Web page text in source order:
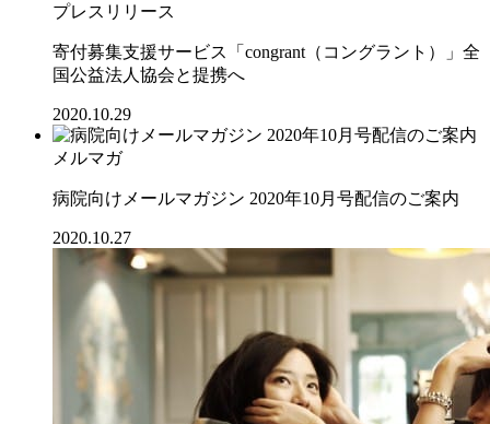
プレスリリース
寄付募集支援サービス「congrant（コングラント）」全
国公益法人協会と提携へ
2020.10.29
メルマガ
病院向けメールマガジン 2020年10月号配信のご案内
2020.10.27